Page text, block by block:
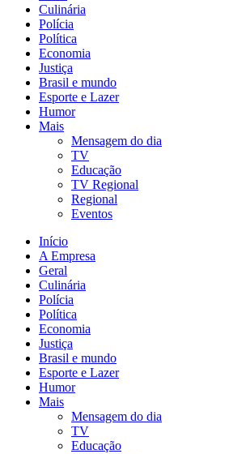
Culinária
Polícia
Política
Economia
Justiça
Brasil e mundo
Esporte e Lazer
Humor
Mais
Mensagem do dia
TV
Educação
TV Regional
Regional
Eventos
Início
A Empresa
Geral
Culinária
Polícia
Política
Economia
Justiça
Brasil e mundo
Esporte e Lazer
Humor
Mais
Mensagem do dia
TV
Educação